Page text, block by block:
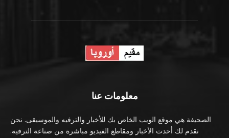
معلومات عنا
الصحيفة هي موقع الويب الخاص بك للأخبار والترفيه والموسيقى. نحن
نقدم لك أحدث الأخبار ومقاطع الفيديو مباشرة من صناعة الترفيه.